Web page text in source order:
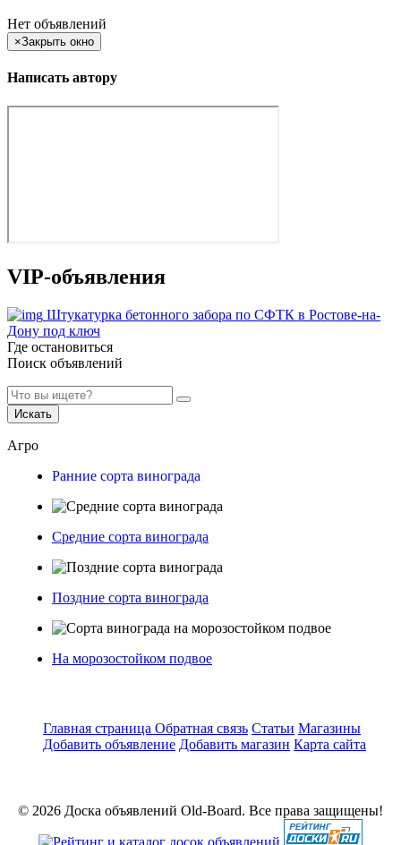
Нет объявлений
×Закрыть окно
Написать автору
VIP-объявления
Штукатурка бетонного забора по СФТК в Ростове-на-
Дону под ключ
Где остановиться
Поиск объявлений
Искать
Агро
Ранние сорта винограда
Средние сорта винограда
Поздние сорта винограда
На морозостойком подвое
Главная страница Обратная связь Статьи Магазины
Добавить объявление Добавить магазин Карта сайта
© 2026 Доска объявлений Old-Board. Все права защищены!